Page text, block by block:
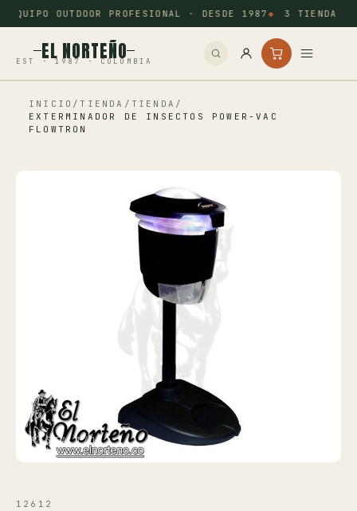
EQUIPO OUTDOOR PROFESIONAL · DESDE 1987 3 TIENDAS:
EL NORTEÑO
EST · 1987 · COLOMBIA
Inicio
Contáctanos
INICIO / TIENDA / TIENDA /
EXTERMINADOR DE INSECTOS POWER-VAC
FLOWTRON
VISTA 1/1
12612